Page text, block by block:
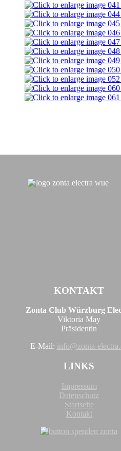
KONTAKT
Zonta Club Würzburg
Viktoria May
Präsidentin
E-Mail: info@zonta-
LINKS
Impressum
Datenschutz
Startseite
Kontakt